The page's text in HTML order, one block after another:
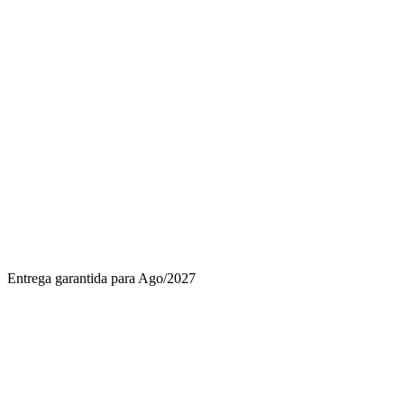
Entrega garantida para Ago/2027